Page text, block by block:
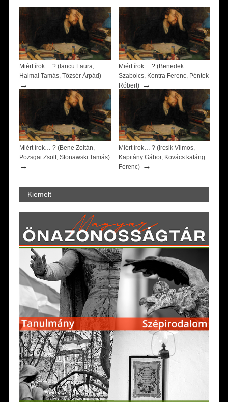
Miért írok… ? (Iancu Laura,
Halmai Tamás, Tőzsér Árpád)
→
Miért írok… ? (Benedek
Szabolcs, Kontra Ferenc, Péntek
Róbert)→
Miért írok… ? (Bene Zoltán,
Pozsgai Zsolt, Stonawski Tamás)
→
Miért írok… ? (Ircsik Vilmos,
Kapitány Gábor, Kovács katáng
Ferenc)→
Kiemelt